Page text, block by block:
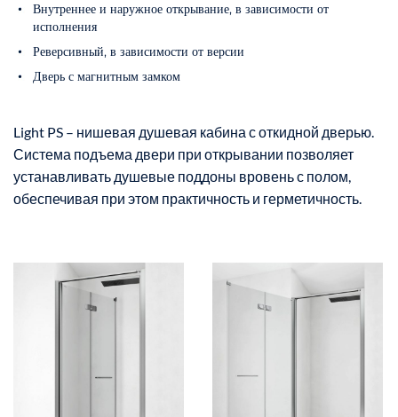
Внутреннее и наружное открывание, в зависимости от
исполнения
Реверсивный, в зависимости от версии
Дверь с магнитным замком
Light PS – нишевая душевая кабина с откидной дверью.
Система подъема двери при открывании позволяет
устанавливать душевые поддоны вровень с полом,
обеспечивая при этом практичность и герметичность.